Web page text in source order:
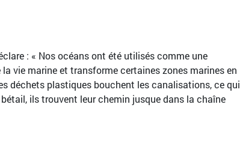
: « Nos océans ont été utilisés comme une
vie marine et transforme certaines zones marines en
déchets plastiques bouchent les canalisations, ce qui
ils trouvent leur chemin jusque dans la chaîne